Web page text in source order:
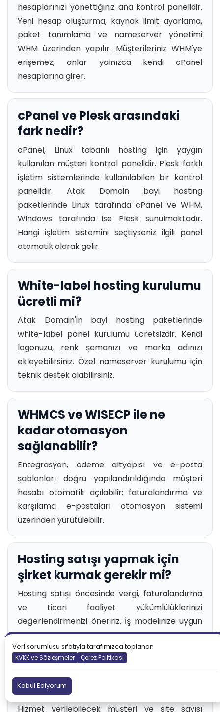
hesaplarınızı yönettiğiniz ana kontrol panelidir.
Yeni hesap oluşturma, kaynak limit ayarlama,
paket tanımlama ve nameserver yönetimi
WHM üzerinden yapılır. Müşterileriniz WHM'ye
erişemez; onlar yalnızca kendi cPanel
hesaplarına girer.
cPanel ve Plesk arasındaki
fark nedir?
cPanel, Linux tabanlı hosting için yaygın
kullanılan müşteri kontrol panelidir. Plesk farklı
işletim sistemlerinde kullanılabilen bir kontrol
panelidir. Atak Domain bayi hosting
paketlerinde Linux tarafında cPanel ve WHM,
Windows tarafında ise Plesk sunulmaktadır.
Hangi işletim sistemini seçtiyseniz ilgili panel
otomatik olarak gelir.
White-label hosting kurulumu
ücretli mi?
Atak Domain'in bayi hosting paketlerinde
white-label panel kurulumu ücretsizdir. Kendi
logonuzu, renk şemanızı ve marka adınızı
ekleyebilirsiniz. Özel nameserver kurulumu için
teknik destek alabilirsiniz.
WHMCS ve WISECP ile ne
kadar otomasyon
sağlanabilir?
Entegrasyon, ödeme altyapısı ve e-posta
şablonları doğru yapılandırıldığında müşteri
hesabı otomatik açılabilir; faturalandırma ve
karşılama e-postaları otomasyon sistemi
üzerinden yürütülebilir.
Hosting satışı yapmak için
şirket kurmak gerekir mi?
Hosting satışı öncesinde vergi, faturalandırma
ve ticari faaliyet yükümlülüklerinizi
değerlendirmenizi öneririz. İş modelinize uygun
yasal yapı için mali müşavirinizden destek alın.
Bayi hosting ile kaç müşteriye
hizmet verilebilir?
Hizmet verilebilecek müşteri ve site sayısı
Veri sorumlusu sıfatıyla tarafımızca toplanan
KVKK ve Sözleşmeler Çerez Politikası
Kabul Ediyorum